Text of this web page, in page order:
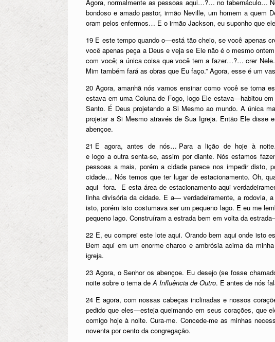
Agora, normalmente as pessoas aqui…?… no tabernáculo…
bondoso e amado pastor, irmão Neville, um homem a quem
oram pelos enfermos… E o irmão Jackson, eu suponho que
19 E este tempo quando o—está tão cheio, se você apenas
você apenas peça a Deus e veja se Ele não é o mesmo
com você; a única coisa que você tem a fazer…?… crer
Mim também fará as obras que Eu faço.” Agora, esse é um
20 Agora, amanhã nós vamos ensinar como você se
estava em uma Coluna de Fogo, logo Ele estava—habitou
Santo. É Deus projetando a Si Mesmo ao mundo. A única
projetar a Si Mesmo através de Sua Igreja. Então Ele disse
abençoe.
21 E agora, antes de nós… Para a lição de hoje à noite… E
e logo a outra senta-se, assim por diante. Nós estamos
pessoas a mais, porém a cidade parece nos impedir disto,
cidade… Nós temos que ter lugar de estacionamento. Oh,
aqui fora. E esta área de estacionamento aqui
linha divisória da cidade. E a— verdadeiramente, a rodovia,
isto, porém isto costumava ser um pequeno lago. E eu me
pequeno lago. Construíram a estrada bem em volta da
22 E, eu comprei este lote aqui. Orando bem aqui onde isto
Bem aqui em um enorme charco e ambrósia acima da
igreja.
23 Agora, o Senhor os abençoe. Eu desejo (se fosse
noite sobre o tema deA Influência de Outro. E antes de nós
24 E agora, com nossas cabeças inclinadas e nossos
pedido que eles—esteja queimando em seus corações, que
comigo hoje à noite. Cura-me. Concede-me as minhas
noventa por cento da congregação.